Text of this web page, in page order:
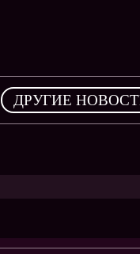
ДРУГИЕ